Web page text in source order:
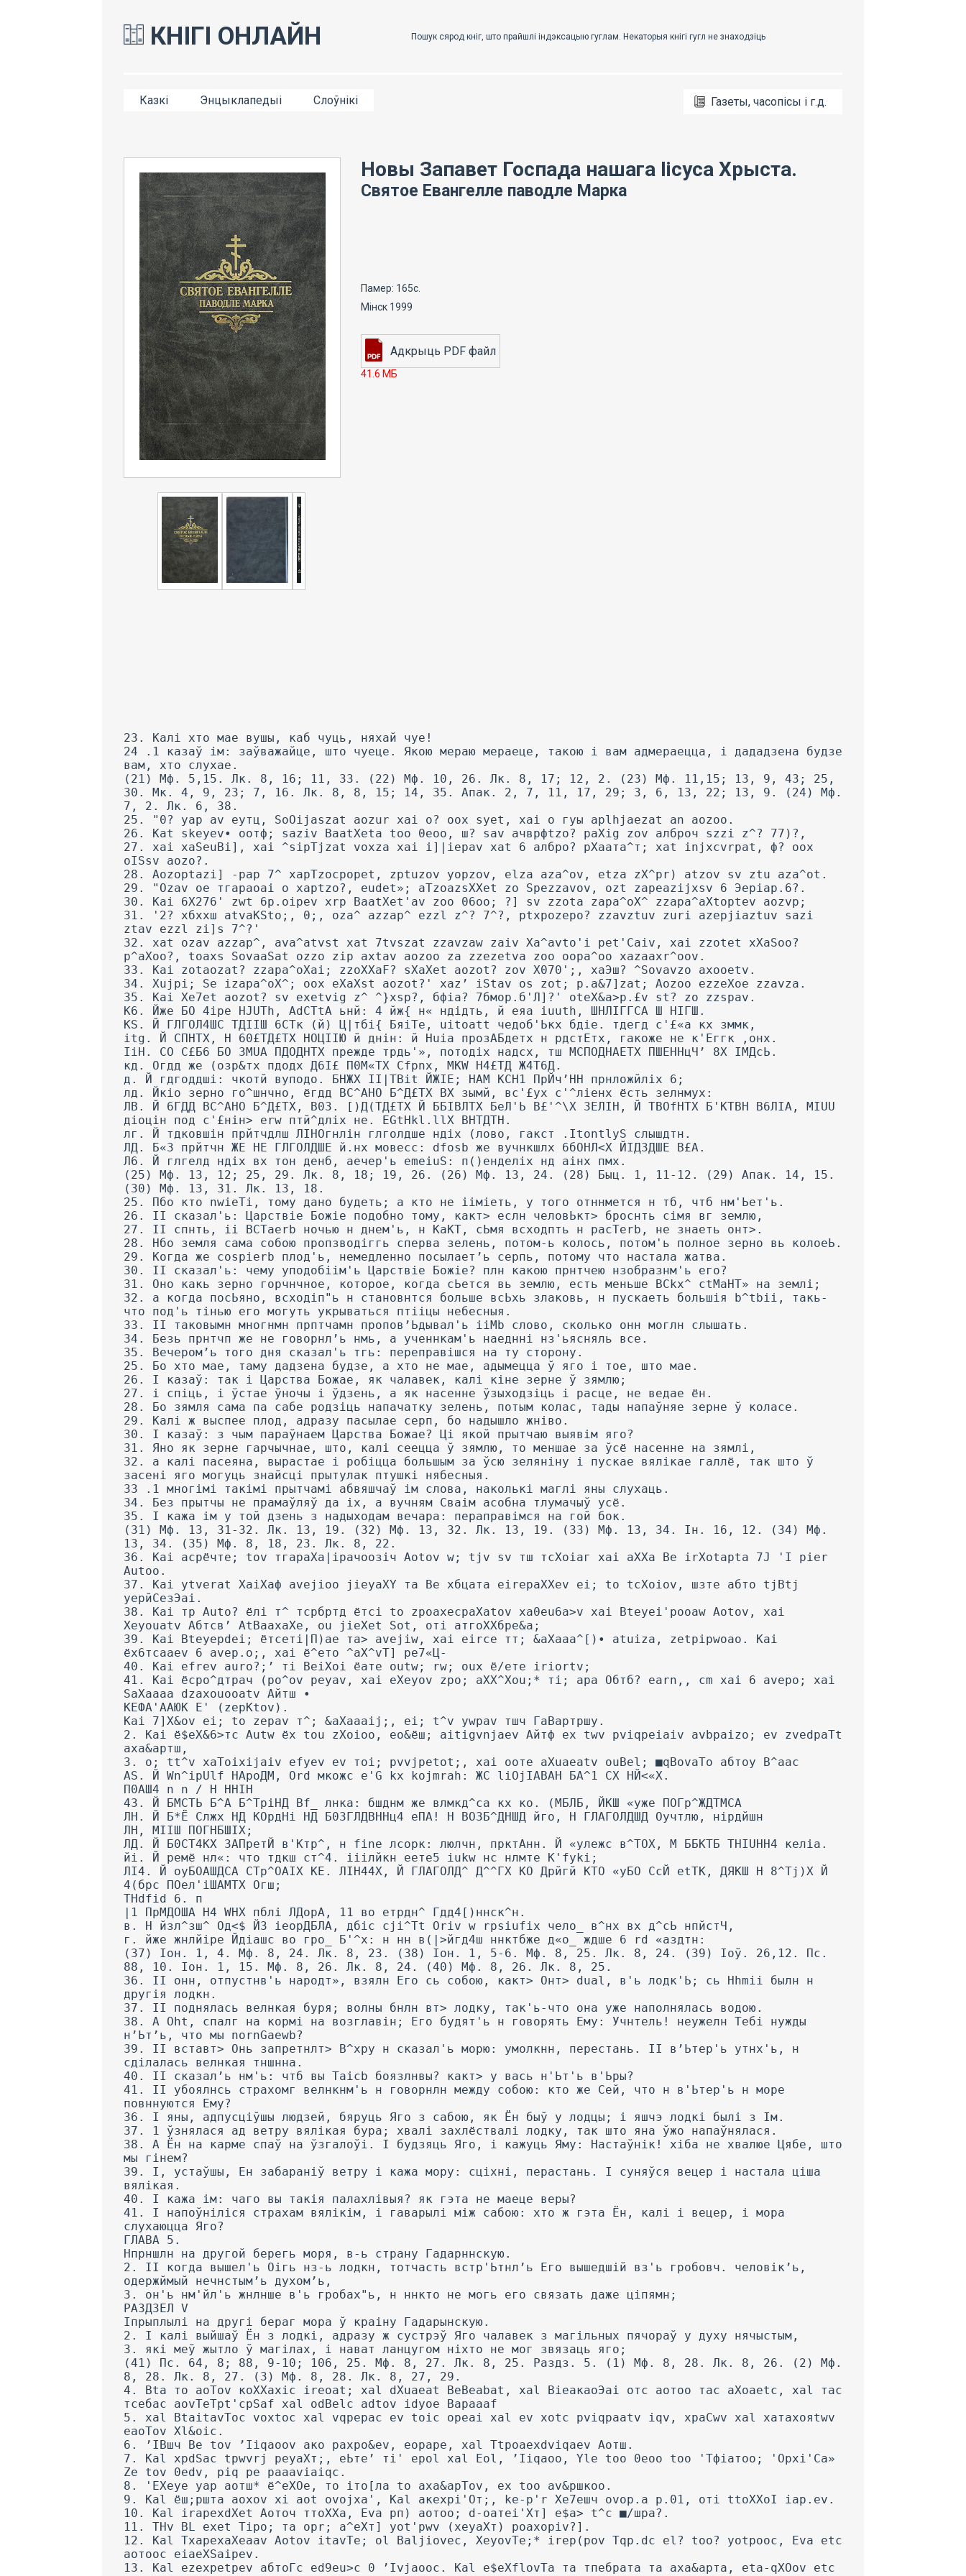
КНІГІ ОНЛАЙН
Казкі Энцыклапедыі Слоўнікі Газеты, часопісы і г.д.
Новы Запавет Госпада нашага Іісуса Хрыста.
Святое Евангелле паводле Марка
Памер: 165с.
Мінск 1999
41.6 МБ
23. Калі хто мае вушы, каб чуць, няхай чуе!
24 .1 казаў ім: заўважайце, што чуеце. Якою мераю мераеце, такою і вам адмераецца, і дададзена будзе
вам, хто слухае.
(21) Мф. 5,15. Лк. 8, 16; 11, 33. (22) Мф. 10, 26. Лк. 8, 17; 12, 2. (23) Мф. 11,15; 13, 9, 43; 25,
30. Мк. 4, 9, 23; 7, 16. Лк. 8, 8, 15; 14, 35. Апак. 2, 7, 11, 17, 29; 3, 6, 13, 22; 13, 9. (24) Мф.
7, 2. Лк. 6, 38.
25. "0? yap av еутц, SoOijaszat aozur xai o? oox syet, xai o гуы aplhjaezat an aozoo.
26. Kat skeyev• оотф; saziv BaatXeta too 0eoo, ш? sav ачврфtzo? paXig zov алброч szzi z^? 77)?,
27. xai xaSeuBi], xai ^sipTjzat voxza xai i]|iepav xat 6 албро? рХаата^т; xat injxcvrpat, ф? oox
oISsv aozo?.
28. Aozoptazi] -pap 7^ xapTzocpopet, zptuzov yopzov, elza aza^ov, etza zX^pr) atzov sv ztu aza^ot.
29. "Ozav oe тгараоаі o xaptzo?, eudet»; aTzoazsXXet zo Spezzavov, ozt zapeazijxsv 6 Эеріар.6?.
30. Kai 6X276' zwt 6p.oipev xrp BaatXet'av zoo 06oo; ?] sv zzota zapa^oX^ zzapa^aXtoptev aozvp;
31. '2? хбххш atvaKSto;, 0;, oza^ azzap^ ezzl z^? 7^?, ptxpozepo? zzavztuv zuri azepjiaztuv sazi
ztav ezzl zi]s 7^?'
32. xat ozav azzap^, ava^atvst xat 7tvszat zzavzaw zaiv Xa^avto'i pet'Caiv, xai zzotet xXaSoo?
p^aXoo?, toaxs SovaaSat ozzo zip axtav aozoo za zzezetva zoo oopa^oo xazaaxr^oov.
33. Kai zotaozat? zzapa^oXai; zzoXXaF? sXaXet aozot? zov X070';, хаЭш? ^Sovavzo axooetv.
34. Xujpi; Se izapa^oX^; oox eXaXst aozot?' xaz’ iStav os zot; p.a&7]zat; Aozoo ezzeXoe zzavza.
35. Kai Xe7et aozot? sv exetvig z^ ^}xsp?, бфіа? 7бмор.б'Л]?' oteX&a>p.£v st? zo zzspav.
K6. Йже БО 4ipe HJUTh, AdCTtA ьнй: 4 йж{ н« ндідть, й еяа iuuth, ШНЛІГГСА Ш НІГШ.
KS. Й ГЛГОЛ4ШС ТДІІШ 6СТк (й) Ц|тбі{ БяіТе, uitoatt чедоб'Ькх бдіе. тдегд с'£«а кх зммк,
itg. Й СПНТХ, Н 60£ТД£ТХ НОЦІІЮ й днін: й Huia прозАБдетх н рдстЕтх, гакоже не к'Еггк ,онх.
ІіН. CO С£Б6 БО 3MUA ПДОДНТХ прежде трдь'», потодіх надсх, тш МСПОДНАЕТХ ПШЕННцЧ’ 8Х ІМДсЬ.
кд. Огдд же (озр&тх пдодх Д6І£ П0М«ТХ Cfpnx, MKW Н4£ТД Ж4Т6Д.
д. Й гдгоддші: чкотй вуподо. БНЖХ II|TBit ЙЖІЕ; HAM КСН1 ПрЙч’НН прнложйліх 6;
лд. Йкіо зерно го^шнчно, ёгдд ВС^АНО Б^Д£ТХ ВХ зымй, вс'£ух с'^ліенх ёсть зелнмух:
ЛВ. Й 6ГДД ВС^АНО Б^Д£ТХ, В03. [)Д(ТД£ТХ Й ББІВЛТХ БеЛ'Ь В£'^\Х ЗЕЛІН, Й TBOfHTX Б'КТВН В6ЛІА, MIUU
діоцін под с'£нін> erw птй^дліх не. EGtHkl.llX ВНТДТН.
лг. Й тдковшін прйтчдлш ЛІНОгнлін глголдше ндіх (лово, гакст .ItontlyS слышдтн.
ЛД. Б«3 прйтчн ЖЕ HE ГЛГОЛДШЕ й.нх мовесс: dfosb же вучнкшлх 6бОНЛ<Х ЙІДЗДШЕ В£А.
Л6. Й глгелд ндіх вх тон денб, аечер'ь emeiuS: п()енделіх нд аінх пмх.
(25) Мф. 13, 12; 25, 29. Лк. 8, 18; 19, 26. (26) Мф. 13, 24. (28) Быц. 1, 11-12. (29) Апак. 14, 15.
(30) Мф. 13, 31. Лк. 13, 18.
25. Пбо кто nwieTi, тому дано будеть; а кто не ііміеть, у того отннмется н тб, чтб нм'Ьет'ь.
26. II сказал'ь: Царствіе Божіе подобно тому, какт> еслн человЬкт> броснть сімя вг землю,
27. II спнть, іі BCTaerb ночью н днем'ь, н KaKT, сЬмя всходпть н pacTerb, не знаеть онт>.
28. Нбо земля сама собою пропзводіггь сперва зелень, потом-ь колось, потом'ь полное зерно вь колоеЬ.
29. Когда же cospierb плод'ь, немедленно посылает’ь серпь, потому что настала жатва.
30. II сказал'ь: чему уподобіім'ь Царствіе Божіе? плн какою прнтчею нзобразнм'ь его?
31. Оно какь зерно горчнчное, которое, когда сЬется вь землю, есть меньше BCkx^ ctMaHT» на землі;
32. а когда посЬяно, всходіп"ь н становнтся больше всЬхь злаковь, н пускаеть большія b^tbii, такь-
что под'ь тінью его могуть укрываться птііцы небесныя.
33. II таковымн многнмн прптчамн пропов’Ьдывал'ь iiMb слово, сколько онн моглн слышать.
34. Безь прнтчп же не говорнл’ь нмь, а ученнкам'ь наеднні нз'ьясняль все.
35. Вечером’ь того дня сказал'ь тгь: переправішся на ту сторону.
25. Бо хто мае, таму дадзена будзе, а хто не мае, адымецца ў яго і тое, што мае.
26. I казаў: так і Царства Божае, як чалавек, калі кіне зерне ў зямлю;
27. і спіць, і ўстае ўночы і ўдзень, a як насенне ўзыходзіць і расце, не ведае ён.
28. Бо зямля сама па сабе родзіць напачатку зелень, потым колас, тады напаўняе зерне ў коласе.
29. Калі ж выспее плод, адразу пасылае серп, бо надышло жніво.
30. I казаў: з чым параўнаем Царства Божае? Ці якой прытчаю выявім яго?
31. Яно як зерне гарчычнае, што, калі сеецца ў зямлю, то меншае за ўсё насенне на зямлі,
32. а калі пасеяна, вырастае і робіцца большым за ўсю зеляніну і пускае вялікае галлё, так што ў
засені яго могуць знайсці прытулак птушкі нябесныя.
33 .1 многімі такімі прытчамі абвяшчаў ім слова, наколькі маглі яны слухаць.
34. Без прытчы не прамаўляў да іх, а вучням Сваім асобна тлумачыў усё.
35. I кажа ім у той дзень з надыходам вечара: пераправімся на гой бок.
(31) Мф. 13, 31-32. Лк. 13, 19. (32) Мф. 13, 32. Лк. 13, 19. (33) Мф. 13, 34. Ін. 16, 12. (34) Мф.
13, 34. (35) Мф. 8, 18, 23. Лк. 8, 22.
36. Kai асрёчте; tov тгараХа|ірачоозіч Aotov w; tjv sv тш тсХоіаг xai aXXa Be irXotapta 7J 'I pier
Autoo.
37. Kai ytverat ХаіХаф avejioo jieyaXY та Be хбцата eirepaXXev ei; to tcXoiov, шзте абто tjBtj
yeрйСезЭаі.
38. Kai тр Auto? ёлі т^ тсрбртд ётсі to zpoaxecpaXatov xa0eu6a>v xai Bteyei'pooaw Aotov, xai
Xeyouatv Абтсв’ AtBaaxaXe, ou jieXet Sot, оті атгоХХбре&а;
39. Kai Bteyepdei; ётсеті|П)ае та> avejiw, xai eirce тт; &аXааа^[)• atuiza, zetpipwoao. Kai
ёx6тсааev 6 avep.o;, xai ё^ето ^aX^vT] pe7«Ц-
40. Kai efrev auro?;’ ті BeiXoi ёате outw; rw; oux ё/ете iriortv;
41. Kai ёсро^дтрач (po^ov peyav, xai eXeyov zpo; aXX^Xou;* ті; apa Обтб? earn,, cm xai 6 avepo; xai
SaXaaaa dzaxouooatv Айтш •
КЕФА'ААЮК E' (zepKtov).
Kai 7]X&ov ei; to zepav т^; &aXaaaij;, ei; t^v ywpav тшч ГаВартршу.
2. Kai ё$еХ&6>тс Autw ёх tou zXoioo, ео&ёш; aitigvnjaev Айтф ex twv pviqpeiaiv avbpaizo; ev zvedpaTt
аха&артш,
3. о; tt^v xaToixijaiv efyev ev тоі; pvvjpetot;, xai ооте aXuaeatv ouBel; ■qBovaTo абтоу B^aac
AS. Й Wn^ipUlf НАроДМ, Ord мкожс e'G kx kojmrah: ЖС liOjIABAH БА^1 CX НЙ<«Х.
П0АШ4 n n / H HHIH
43. Й БМСТЬ Б^А Б^ТріНД Bf_ лнка: бшднм же влмкд^са кх ко. (МБЛБ, ЙКШ «уже ПОГр^ЖДТМСА
ЛН. Й Б*Ё Слжх НД КОрдНі НД Б03ГЛДВННц4 еПА! Н ВОЗБ^ДНШД йго, Н ГЛАГОЛДШД Оучтлю, нірдйшн
ЛН, МІІШ ПОГНБШІХ;
ЛД. Й Б0СТ4КХ ЗАПретЙ в'Ктр^, н fine лсорк: люлчн, прктАнн. Й «улежс в^ТОХ, М ББКТБ THIUHH4 келіа.
йі. Й ремё нл«: что тдкш ст^4. ііілйкн еете5 iukw нс нлмте K'fyki;
ЛІ4. Й оуБОАШДСА СТр^ОАІХ КЕ. ЛІН44Х, Й ГЛАГОЛД^ Д^^ГХ КО Дрйгй КТО «уБО СсЙ etTK, ДЯКШ Н 8^Tj)X Й
4(брс ПОел'іШАМТХ Огш;
THdfid 6. п
|1 ПрМДОША Н4 WHX пблі ЛДорА, 11 во етрдн^ Гдд4[)ннск^н.
в. Н йзл^зш^ Од<$ ЙЗ іеорДБЛА, дбіс cji^Tt Oriv w rpsiufix чело_ в^нх вх д^сЬ нпйстЧ,
г. йже жнлйіре Йдіашс во гро_ Б'^х: н нн в(|>йгд4ш ннктбже д«о_ ждше 6 rd «аздтн:
(37) Іон. 1, 4. Мф. 8, 24. Лк. 8, 23. (38) Іон. 1, 5-6. Мф. 8, 25. Лк. 8, 24. (39) Іоў. 26,12. Пс.
88, 10. Іон. 1, 15. Мф. 8, 26. Лк. 8, 24. (40) Мф. 8, 26. Лк. 8, 25.
36. II онн, отпустнв'ь народт», взялн Его сь собою, какт> Онт> dual, в'ь лодк'Ь; сь Hhmii былн н
другія лодкн.
37. II поднялась велнкая буря; волны бнлн вт> лодку, так'ь-что она уже наполнялась водою.
38. A Oht, спалг на кормі на возглавін; Его будят'ь н говорять Ему: Учнтель! неужелн Тебі нужды
н’Ьт’ь, что мы nornGaewb?
39. II вставт> Онь запретнлт> B^xpy н сказал'ь морю: умолкнн, перестань. II в’Ьтер'ь утнх'ь, н
сділалась велнкая тншнна.
40. II сказал’ь нм'ь: чтб вы Taicb боязлнвы? какт> у вась н'Ьт'ь в'Ьры?
41. II убоялнсь страхомг велнкнм'ь н говорнлн между собою: кто же Сей, что н в'Ьтер'ь н море
повннуются Ему?
36. I яны, адпусціўшы людзей, бяруць Яго з сабою, як Ён быў у лодцы; і яшчэ лодкі былі з Ім.
37. 1 ўзнялася ад ветру вялікая бура; хвалі захлёствалі лодку, так што яна ўжо напаўнялася.
38. А Ён на карме спаў на ўзгалоўі. I будзяць Яго, і кажуць Яму: Настаўнік! хіба не хвалюе Цябе, што
мы гінем?
39. I, устаўшы, Ен забараніў ветру і кажа мору: сціхні, перастань. I суняўся вецер і настала ціша
вялікая.
40. I кажа ім: чаго вы такія палахлівыя? як гэта не маеце веры?
41. I напоўніліся страхам вялікім, і гаварылі між сабою: хто ж гэта Ён, калі і вецер, і мора
слухаюцца Яго?
ГЛАВА 5.
Нпрншлн на другой берегь моря, в-ь страну Гадарннскую.
2. II когда вышел'ь Оігь нз-ь лодкн, тотчасть встр'Ьтнл’ь Его вышедшій вз'ь гробовч. человік’ь,
одержймый нечнстым’ь духом’ь,
3. он'ь нм'йл'ь жнлнше в'ь гробах"ь, н ннкто не могь его связать даже ціпямн;
РАЗДЗЕЛ V
Іпрыплылі на другі бераг мора ў краіну Гадарынскую.
2. I калі выйшаў Ён з лодкі, адразу ж сустрэў Яго чалавек з магільных пячораў у духу нячыстым,
3. які меў жытло ў магілах, і нават ланцугом ніхто не мог звязаць яго;
(41) Пс. 64, 8; 88, 9-10; 106, 25. Мф. 8, 27. Лк. 8, 25. Раздз. 5. (1) Мф. 8, 28. Лк. 8, 26. (2) Мф.
8, 28. Лк. 8, 27. (3) Мф. 8, 28. Лк. 8, 27, 29.
4. Bta то aoTov коХХахіс ireoat; xal dXuaeat BeBeabat, xal ВіеакаоЭаі отс аотоо тас aXoaetc, xal тас
тсебас aovTeTpt'cpSaf xal odBelc adtov idyoe Bapaaaf
5. xal BtaitavToc voxtoc xal vqpepac ev toic opeai xal ev xotc pviqpaatv iqv, xpaCwv xal хатахояtwv
eaoTov Xl&oic.
6. ’ІВшч Be tov ’Iiqaoov ако paxpo&ev, eopape, xal Ttpoaexdviqaev Аотш.
7. Kal xpdSac tpwvrj реуаХт;, еЬте’ ті' epol xal Eol, ’Iiqaoo, Yle too 0eoo too 'Тфіатоо; 'Орхі'Са»
Ze tov 0edv, piq pe paaaviaiqc.
8. 'ЕХеуе уар аотш* ё^еХОе, то іто[ла to axa&apTov, ex too av&ршкоо.
9. Kal ёш;ршта aoxov xi aot ovojxa', Kal акехрі'От;, ke-p'r Хе7ешч ovop.a p.01, оті ttoXXoI iap.ev.
10. Kal irapexdXet Аоточ ттоХХа, Eva рп) аотоо; d-оатеі'Хт] e$a> t^c ■/шра?.
11. THv BL exet Tipo; та opr; а^еХт] yot'pwv (хеуаХт) poaxopiv?].
12. Kal TxapexaXeaav Aotov itavTe; ol Baljiovec, XeyovTe;* irep(pov Tqp.dc el? too? yotpooc, Eva etc
аотоос eiaeXSaipev.
13. Kal ezexpetpev абтоГс ed9eu>c 0 ’Ivjaooc. Kal e$eXflovTa та тпебрата та аха&арта, eta-qXOov etc